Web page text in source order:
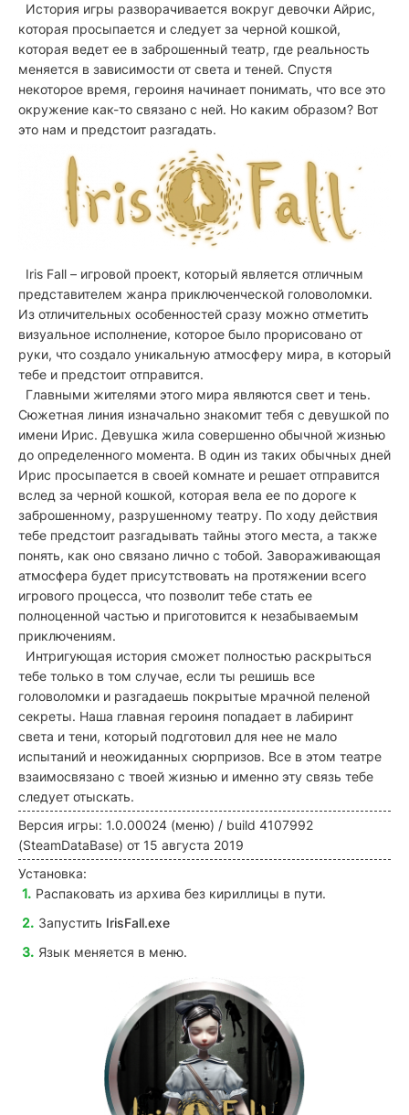
История игры разворачивается вокруг девочки Айрис,
которая просыпается и следует за черной кошкой,
которая ведет ее в заброшенный театр, где реальность
меняется в зависимости от света и теней. Спустя
некоторое время, героиня начинает понимать, что все это
окружение как-то связано с ней. Но каким образом? Вот
это нам и предстоит разгадать.
Iris Fall – игровой проект, который является отличным
представителем жанра приключенческой головоломки.
Из отличительных особенностей сразу можно отметить
визуальное исполнение, которое было прорисовано от
руки, что создало уникальную атмосферу мира, в который
тебе и предстоит отправится.
Главными жителями этого мира являются свет и тень.
Сюжетная линия изначально знакомит тебя с девушкой по
имени Ирис. Девушка жила совершенно обычной жизнью
до определенного момента. В один из таких обычных дней
Ирис просыпается в своей комнате и решает отправится
вслед за черной кошкой, которая вела ее по дороге к
заброшенному, разрушенному театру. По ходу действия
тебе предстоит разгадывать тайны этого места, а также
понять, как оно связано лично с тобой. Завораживающая
атмосфера будет присутствовать на протяжении всего
игрового процесса, что позволит тебе стать ее
полноценной частью и приготовится к незабываемым
приключениям.
Интригующая история сможет полностью раскрыться
тебе только в том случае, если ты решишь все
головоломки и разгадаешь покрытые мрачной пеленой
секреты. Наша главная героиня попадает в лабиринт
света и тени, который подготовил для нее не мало
испытаний и неожиданных сюрпризов. Все в этом театре
взаимосвязано с твоей жизнью и именно эту связь тебе
следует отыскать.
Версия игры: 1.0.00024 (меню) / build 4107992
(SteamDataBase) от 15 августа 2019
Установка:
Распаковать из архива без кириллицы в пути.
Запустить IrisFall.exe
Язык меняется в меню.